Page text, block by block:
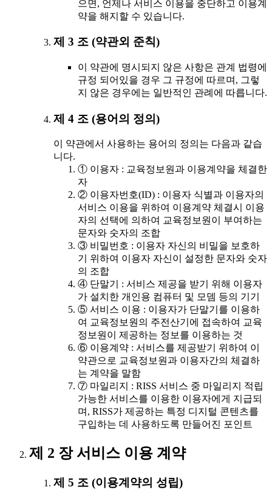
으면, 언제나 서비스 이용을 중단하고 이용계
약을 해지할 수 있습니다.
제 3 조 (약관외 준칙)
이 약관에 명시되지 않은 사항은 관계 법령에
규정 되어있을 경우 그 규정에 따르며, 그렇
지 않은 경우에는 일반적인 관례에 따릅니다.
제 4 조 (용어의 정의)
이 약관에서 사용하는 용어의 정의는 다음과 같습
니다.
① 이용자 : 교육정보원과 이용계약을 체결한
자
② 이용자번호(ID) : 이용자 식별과 이용자의
서비스 이용을 위하여 이용계약 체결시 이용
자의 선택에 의하여 교육정보원이 부여하는
문자와 숫자의 조합
③ 비밀번호 : 이용자 자신의 비밀을 보호하
기 위하여 이용자 자신이 설정한 문자와 숫자
의 조합
④ 단말기 : 서비스 제공을 받기 위해 이용자
가 설치한 개인용 컴퓨터 및 모뎀 등의 기기
⑤ 서비스 이용 : 이용자가 단말기를 이용하
여 교육정보원의 주전산기에 접속하여 교육
정보원이 제공하는 정보를 이용하는 것
⑥ 이용계약 : 서비스를 제공받기 위하여 이
약관으로 교육정보원과 이용자간의 체결하
는 계약을 말함
⑦ 마일리지 : RISS 서비스 중 마일리지 적립
가능한 서비스를 이용한 이용자에게 지급되
며, RISS가 제공하는 특정 디지털 콘텐츠를
구입하는 데 사용하도록 만들어진 포인트
제 2 장 서비스 이용 계약
제 5 조 (이용계약의 성립)